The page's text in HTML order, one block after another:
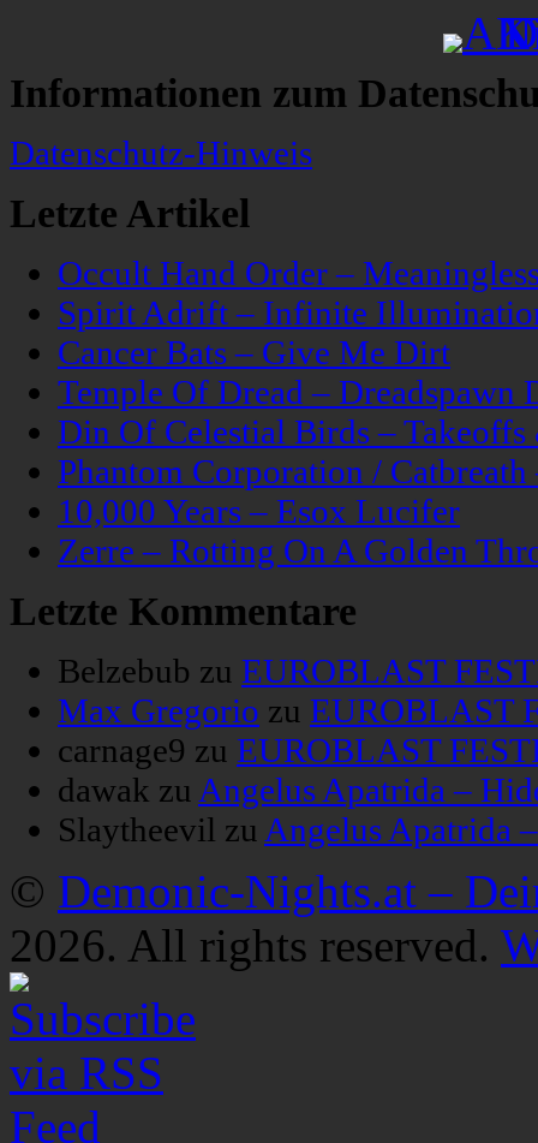
Informationen zum
Datenschutz-Hinweis
Letzte Artikel
Occult Hand Order –
Spirit Adrift – Infinite
Cancer Bats – Give Me Dirt
Temple Of Dread – Dreadspawn
Din Of Celestial Birds –
Phantom Corporation /
10,000 Years – Esox Lucifer
Zerre – Rotting On A Golden
Letzte Kommentare
Belzebub zu EUROBLAST
Max Gregorio zu EUROBLAST
carnage9 zu EUROBLAST
dawak zu Angelus Apatrida –
Slaytheevil zu Angelus Apatrida
© Demonic-Nights.at –
2026. All rights reserved.